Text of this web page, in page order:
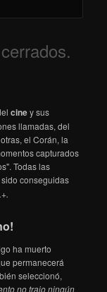
ciney sus
llamadas, del
el Corán, la
capturados
Todas las
conseguidas
ha muerto
permanecerá
seleccionó,
no trajo ningún